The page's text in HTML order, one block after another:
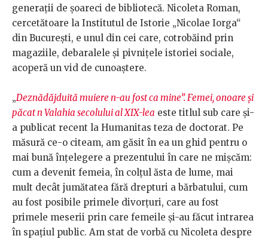
generații de șoareci de bibliotecă. Nicoleta Roman,
cercetătoare la Institutul de Istorie „Nicolae Iorga“
din Bucureşti, e unul din cei care, cotrobăind prin
magaziile, debaralele și pivnițele istoriei sociale,
acoperă un vid de cunoaștere.
„Deznădăjduită muiere n-au fost ca mine”. Femei, onoare și
păcat n Valahia secolului al XIX-lea este titlul sub care și-
a publicat recent la Humanitas teza de doctorat. Pe
măsură ce-o citeam, am găsit în ea un ghid pentru o
mai bună înțelegere a prezentului în care ne mișcăm:
cum a devenit femeia, în colțul ăsta de lume, mai
mult decât jumătatea fără drepturi a bărbatului, cum
au fost posibile primele divorțuri, care au fost
primele meserii prin care femeile și-au făcut intrarea
în spațiul public. Am stat de vorbă cu Nicoleta despre